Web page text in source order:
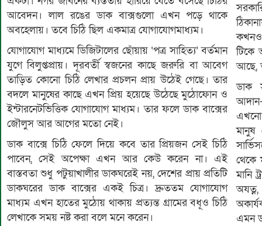
আবেদন। লাল রঙের ডাক বাক্সগুলো এখন পড়ে থাকে
অবহেলায়। তবে চিঠি ছিল একমাত্র যোগাযোগমাধ্যম।
যোগাযোগ মাধ্যমে ডিজিটালের ছোঁয়ায় ‘পত্র সাহিত্য’ বর্তমান
যুগে বিলুপ্তপ্রায়। দূরবর্তী স্বজনের কাছে জরুরি বা আবেগ
তাড়িত কোনো চিঠি লেখার প্রচলন প্রায় উঠেই গেছে। তার
বদলে মানুষের কাছে এখন প্রিয় হয়েছে উঠেছে মুঠোফোন ও
ইন্টারনেটভিত্তিক যোগাযোগ মাধ্যম। তার ফলে ডাক বাক্সের
জৌলুস আর আগের মতো নেই।
ডাক বাক্সে চিঠি ফেলে দিয়ে কবে তার প্রিয়জন সেই চিঠি
পাবেন, সেই অপেক্ষা এখন আর কেউ করেন না। এই
বাস্তবতা শুধু পটুয়াখালীর ডাকঘরেই নয়, দেশের প্রায় প্রতিটি
ডাকঘরের ডাক বাক্সের একই চিত্র। দ্রুততম যোগাযোগ
মাধ্যম এখন হাতের মুঠোয় থাকায় প্রত্যন্ত গ্রামের বধূও চিঠি
লেখাকে সময় নষ্ট করা বলে মনে করেন।
কখনও
টিকে
আছে,
ডাক
মানুষ
থেকে
মানি
এমন